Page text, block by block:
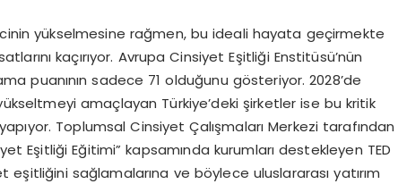
yükselmesine rağmen, bu ideali hayata geçirmekte
kaçırıyor. Avrupa Cinsiyet Eşitliği Enstitüsü’nün
puanının sadece 71 olduğunu gösteriyor. 2028’de
yükseltmeyi amaçlayan Türkiye’deki şirketler ise bu kritik
Toplumsal Cinsiyet Çalışmaları Merkezi tarafından
Eşitliği Eğitimi” kapsamında kurumları destekleyen TED
sağlamalarına ve böylece uluslararası yatırım